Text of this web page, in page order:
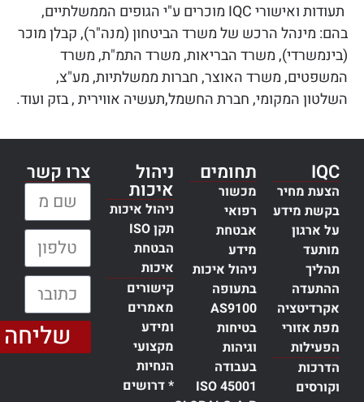
תעודות ואישורי IQC מוכרים ע"י הגופים הממשלתיים,
בהם: מינהל הרכש של משרד הביטחון (מנה"ר), קבלן מוכר
(בינמשרדי), משרד הבריאות, משרד התמ"ת, משרד
המשפטים, משרד האוצר, חברות ממשלתיות, מע"צ,
השלטון המקומי, חברת החשמל,תעשיה אווירית , בזק ועוד.
IQC
הצעת מחיר
בקשת מידע
על ארגון
מותעד
תהליך
ההתעדה
אקרדיטציה
מפת אזורי
הפעילות
הדרכות
וקורסים
תחומים
מכשור
רפואי
אבטחת
מידע
ניהול איכות
בתעופה
AS9100
בטיחות
וגיהות
בעבודה
ISO 45001
ניהול
איכות
ניהול איכות
תקן ISO
הבטחת
איכות
קישורים
מאמרים
ומידע
מקצועי
הנחיות
* דרושים
צרו קשר
שליחה